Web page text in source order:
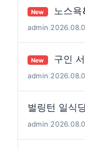
New 노스욕
admin
New 구인
admin
벌링턴 일식
admin